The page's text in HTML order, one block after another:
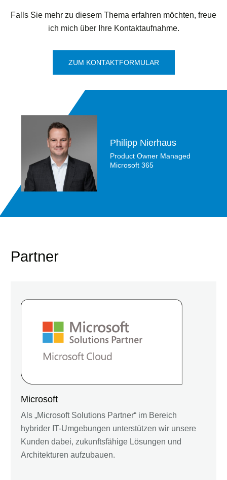
Falls Sie mehr zu diesem Thema erfahren möchten, freue
ich mich über Ihre Kontaktaufnahme.
ZUM KONTAKTFORMULAR
Philipp Nierhaus
Product Owner Managed
Microsoft 365
Partner
Microsoft
Als „Microsoft Solutions Partner“ im Bereich
hybrider IT-Umgebungen unterstützen wir unsere
Kunden dabei, zukunftsfähige Lösungen und
Architekturen aufzubauen.